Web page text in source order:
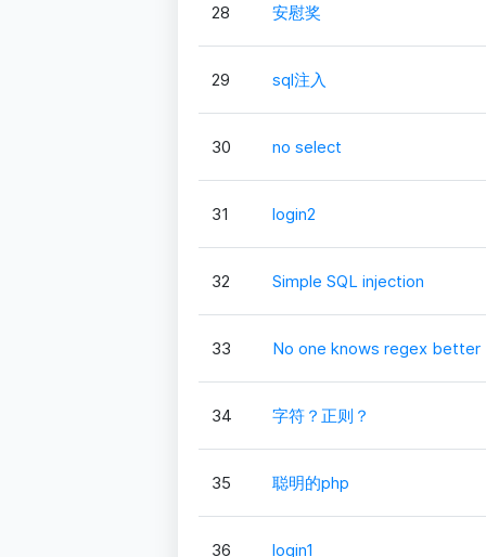
28 安慰奖
29 sql注入
30 no select
31 login2
32 Simple SQL injection
33 No one knows regex better
34 字符？正则？
35 聪明的php
36 login1